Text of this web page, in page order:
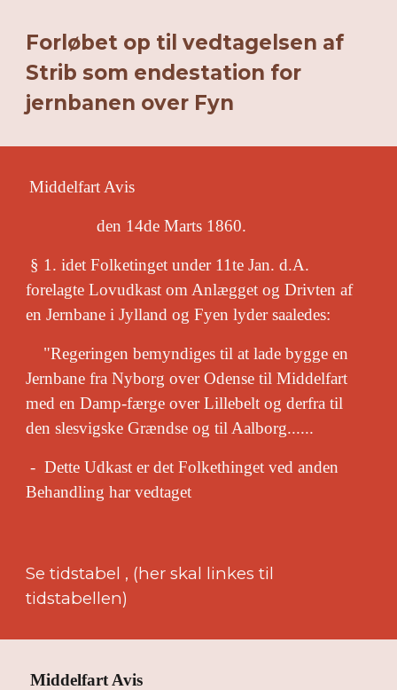
Forløbet op til vedtagelsen af
Strib som endestation for
jernbanen over Fyn
Middelfart Avis
den 14de Marts 1860.
§ 1. idet Folketinget under 11te Jan. d.A.
forelagte Lovudkast om Anlægget og Drivten af
en Jernbane i Jylland og Fyen lyder saaledes:
"Regeringen bemyndiges til at lade bygge en
Jernbane fra Nyborg over Odense til Middelfart
med en Damp-færge over Lillebelt og derfra til
den slesvigske Grændse og til Aalborg......
- Dette Udkast er det Folkethinget ved anden
Behandling har vedtaget
Se tidstabel , (her skal linkes til
tidstabellen)
Middelfart Avis